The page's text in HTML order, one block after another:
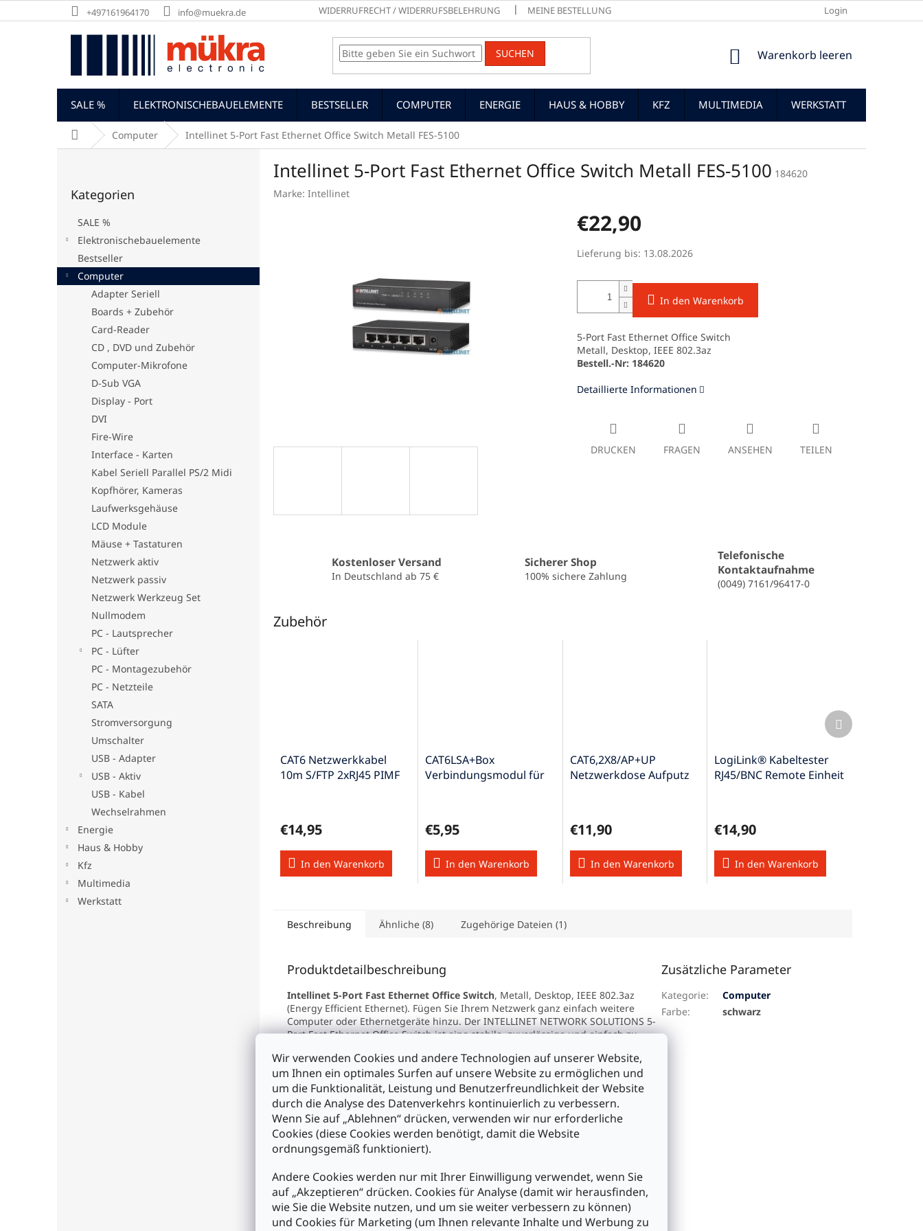
Wir verwenden Cookies und andere Technologien auf unserer Website,
um Ihnen ein optimales Surfen auf unsere Website zu ermöglichen und
um die Funktionalität, Leistung und Benutzerfreundlichkeit der Website
durch die Analyse des Datenverkehrs kontinuierlich zu verbessern.
Wenn Sie auf „Ablehnen“ drücken, verwenden wir nur erforderliche
Cookies (diese Cookies werden benötigt, damit die Website
ordnungsgemäß funktioniert).
Andere Cookies werden nur mit Ihrer Einwilligung verwendet, wenn Sie
auf „Akzeptieren“ drücken. Cookies für Analyse (damit wir herausfinden,
wie Sie die Website nutzen, und um sie weiter verbessern zu können)
und Cookies für Marketing (um Ihnen relevante Inhalte und Werbung zu
Inhalt
+497161964170 info@muekra.de WIDERRUFRECHT / WIDERRUFSBELEHRUNG MEINE BESTELLUNG Login
SUCHEN WARENKORB
Warenkorb leeren
SALE % ELEKTRONISCHEBAUELEMENTE BESTSELLER COMPUTER ENERGIE HAUS & HOBBY KFZ MULTIMEDIA WERKSTATT
StartseiteComputer Intellinet 5-Port Fast Ethernet Office Switch Metall FES-5100
überspringen
Kategorien
SALE %
Elektronischebauelemente
Bestseller
Computer
Adapter Seriell
Boards + Zubehör
Card-Reader
CD , DVD und Zubehör
Computer-Mikrofone
D-Sub VGA
Display - Port
DVI
Fire-Wire
Interface - Karten
Kabel Seriell Parallel PS/2 Midi
Kopfhörer, Kameras
Laufwerksgehäuse
LCD Module
Mäuse + Tastaturen
Netzwerk aktiv
Netzwerk passiv
Netzwerk Werkzeug Set
Nullmodem
PC - Lautsprecher
PC - Lüfter
PC - Montagezubehör
PC - Netzteile
SATA
Stromversorgung
Umschalter
USB - Adapter
USB - Aktiv
USB - Kabel
Wechselrahmen
Energie
Haus & Hobby
Kfz
Multimedia
Werkstatt
Intellinet 5-Port Fast Ethernet Office Switch Metall FES-5100 184620
Marke: Intellinet
€22,90
Verkaufspreis:
Lieferung bis: 13.08.2026
In den Warenkorb
5-Port Fast Ethernet Office Switch
Metall, Desktop, IEEE 802.3az
Bestell.-Nr: 184620
Detaillierte Informationen
DRUCKEN FRAGEN ANSEHEN TEILEN
Kostenloser Versand
In Deutschland ab 75 €
Sicherer Shop
100% sichere Zahlung
Telefonische
Kontaktaufnahme
(0049) 7161/96417-0
Zubehör
CAT6 Netzwerkkabel
10m S/FTP 2xRJ45 PIMF
€14,95
In den Warenkorb
CAT6LSA+Box
Verbindungsmodul für
€5,95
In den Warenkorb
CAT6,2X8/AP+UP
Netzwerkdose Aufputz
€11,90
In den Warenkorb
LogiLink® Kabeltester
RJ45/BNC Remote Einheit
€14,90
In den Warenkorb
Nächstes
Produkt
Beschreibung Ähnliche (8) Zugehörige Dateien (1)
Produktdetailbeschreibung
Intellinet 5-Port Fast Ethernet Office Switch, Metall, Desktop, IEEE 802.3az
(Energy Efficient Ethernet). Fügen Sie Ihrem Netzwerk ganz einfach weitere
Computer oder Ethernetgeräte hinzu. Der INTELLINET NETWORK SOLUTIONS 5-
Port Fast Ethernet Office Switch ist eine stabile, zuverlässige und einfach zu
Büroumgebungen.
Vielseitig - der Switch verbindet bis zu 5 Computer, Server, Drucker, Switche und
andere Geräte mit Ethernetkabeln über 10 oder 100 Mbit/s und funktioniert mit
jedem Betriebssystem.
Einfache Installation und Wartung - die Auto-Installationseigenschaften dieses
Switches machen die Plug&Play-Installation zu einem Kinderspiel. Sie müssen
keine Konfiguration durchführen und brauchen keine speziellen Kabel für
Uplink-Ports, da jeder Port mit Auto MDI/MDI-X Crossover ausgestattet ist.
Eigenschaften :
• fünf 10/100 Mbit/s Ports mit automatischer Geschwindigkeitserkennung
• unterstützt alle Kombinationen von 10 Mbit/s oder 100 Mbit/s Netzwerkgeräten
• die stromsparende Green-Ethernet-Technologie deaktiviert ungenutzte Ports
Zusätzliche Parameter
Kategorie:
Computer
Farbe: schwarz